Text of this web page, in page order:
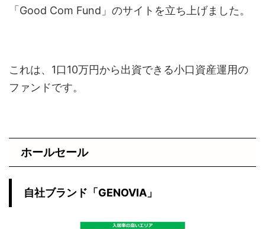
「Good Com Fund」のサイトを立ち上げました。
これは、1口10万円から出資できる小口資産運用の
ファンドです。
ホールセール
自社ブランド「GENOVIA」